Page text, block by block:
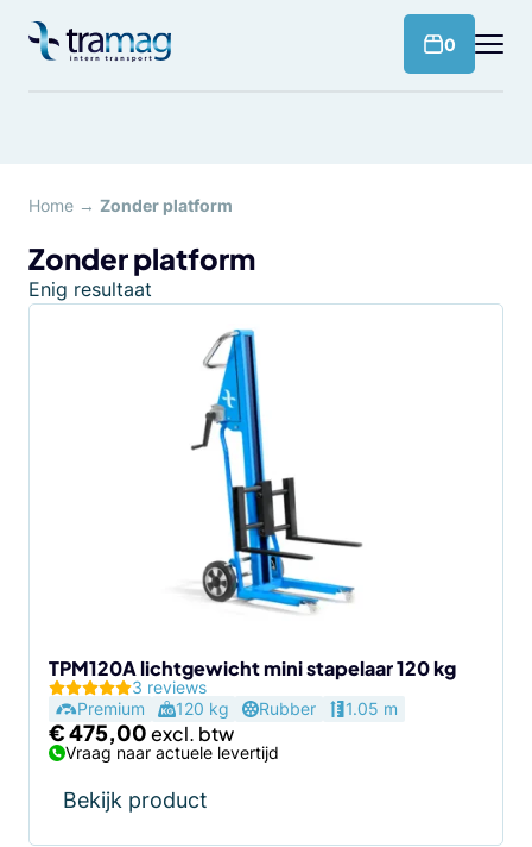
naar
0
Home → Zonder platform
Zonder platform
Enig resultaat
TPM120A lichtgewicht mini stapelaar 120 kg
3 reviews
Premium
120 kg Rubber 1.05 m
€475,00
Vraag naar actuele levertijd
Bekijk product